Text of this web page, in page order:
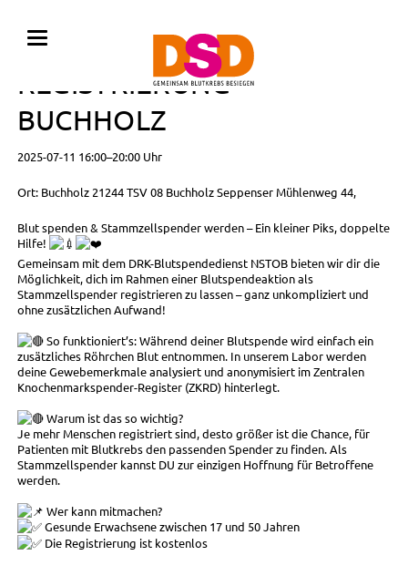
BLUTSPENDE MIT
REGISTRIERUNG •
BUCHHOLZ
2025-07-11 16:00–20:00 Uhr
Ort: Buchholz 21244 TSV 08 Buchholz Seppenser Mühlenweg 44,
Blut spenden & Stammzellspender werden – Ein kleiner Piks, doppelte
Hilfe!
Gemeinsam mit dem DRK-Blutspendedienst NSTOB bieten wir dir die
Möglichkeit, dich im Rahmen einer Blutspendeaktion als
Stammzellspender registrieren zu lassen – ganz unkompliziert und
ohne zusätzlichen Aufwand!
So funktioniert’s: Während deiner Blutspende wird einfach ein
zusätzliches Röhrchen Blut entnommen. In unserem Labor werden
deine Gewebemerkmale analysiert und anonymisiert im Zentralen
Knochenmarkspender-Register (ZKRD) hinterlegt.
Warum ist das so wichtig?
Je mehr Menschen registriert sind, desto größer ist die Chance, für
Patienten mit Blutkrebs den passenden Spender zu finden. Als
Stammzellspender kannst DU zur einzigen Hoffnung für Betroffene
werden.
Wer kann mitmachen?
Gesunde Erwachsene zwischen 17 und 50 Jahren
Die Registrierung ist kostenlos